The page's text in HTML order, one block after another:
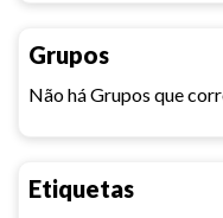
Grupos
Não há Grupos que
Etiquetas